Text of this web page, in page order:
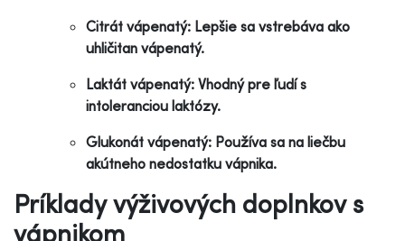
Citrát vápenatý: Lepšie sa vstrebáva ako
uhličitan vápenatý.
Laktát vápenatý: Vhodný pre ľudí s
intoleranciou laktózy.
Glukonát vápenatý: Používa sa na liečbu
akútneho nedostatku vápnika.
Príklady výživových doplnkov s
vápnikom